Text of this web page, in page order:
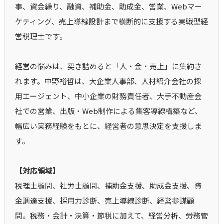
事、資金繰り、融資、補助金、助成金、営業、Webマー
ケティング、売上導線設計まで横断的に支援する実戦型経
営税理士です。
経営の悩みは、突き詰めると「人・金・売上」に集約さ
れます。中野裕哲は、大企業人事部、人材紹介会社の採
用エージェント、中小企業の財務責任者、大手不動産会
社での営業、出版・Web制作による集客導線構築など、
幅広い実務経験をもとに、経営者の意思決定を支援しま
す。
【対応領域】
税理士顧問、社労士顧問、補助金支援、助成金支援、資
金調達支援、採用力診断、売上導線診断、経営参謀顧
問。税務・会計・決算・節税に加えて、経営分析、労務管